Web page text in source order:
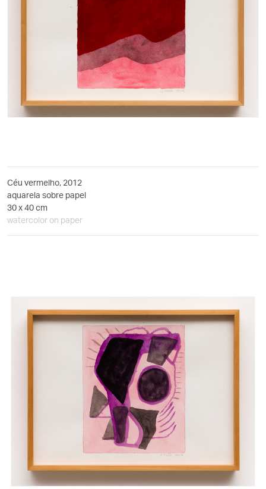
Céu vermelho, 2012
aquarela sobre papel
30 x 40 cm
watercolor on paper